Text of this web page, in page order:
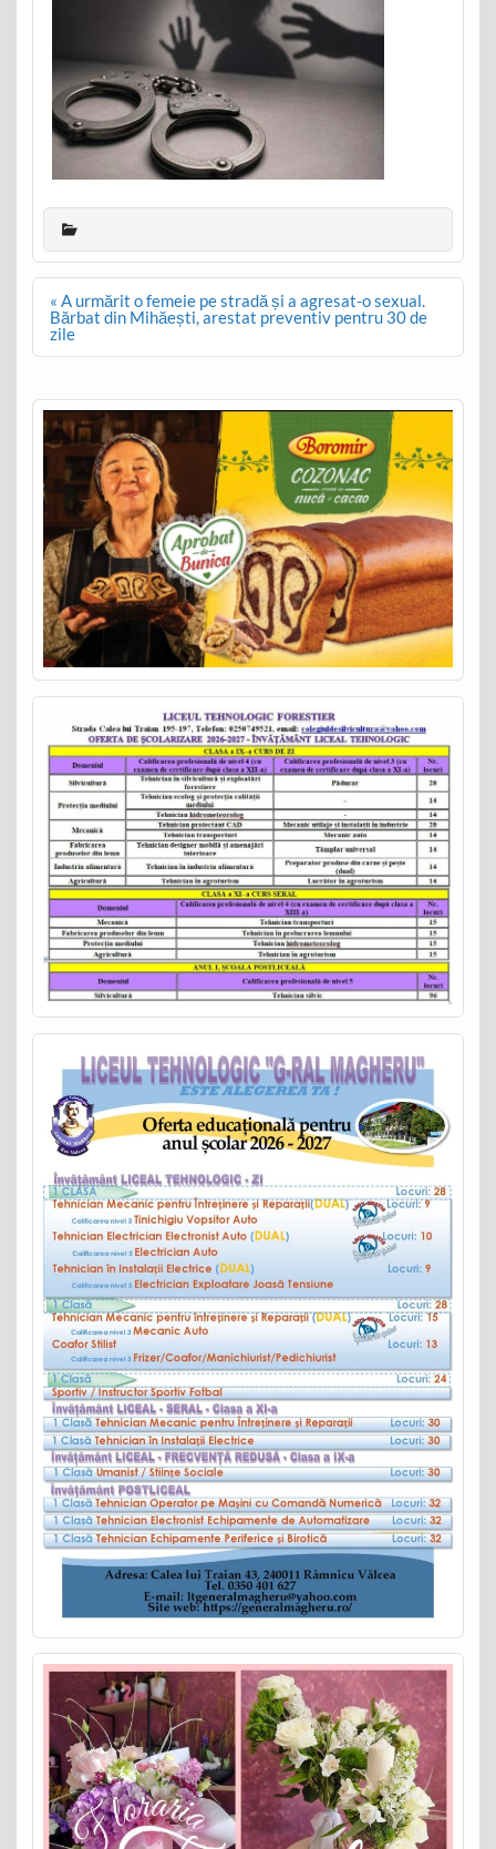
Post
navigation
« A urmărit o femeie pe stradă și a agresat-o sexual.
Bărbat din Mihăești, arestat preventiv pentru 30 de
zile